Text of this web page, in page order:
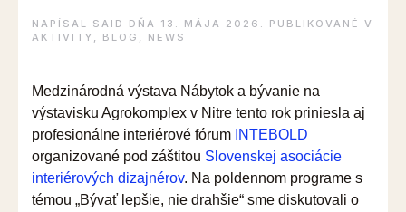
NAPÍSAL SAID DŇA 13. MÁJA 2026 . PUBLIKOVANÉ V
AKTIVITY , BLOG , NEWS
Medzinárodná výstava Nábytok a bývanie na
výstavisku Agrokomplex v Nitre tento rok priniesla aj
profesionálne interiérové fórum INTEBOLD
organizované pod záštitou Slovenskej asociácie
interiérových dizajnérov. Na poldennom programe s
témou „Bývať lepšie, nie drahšie“ sme diskutovali o